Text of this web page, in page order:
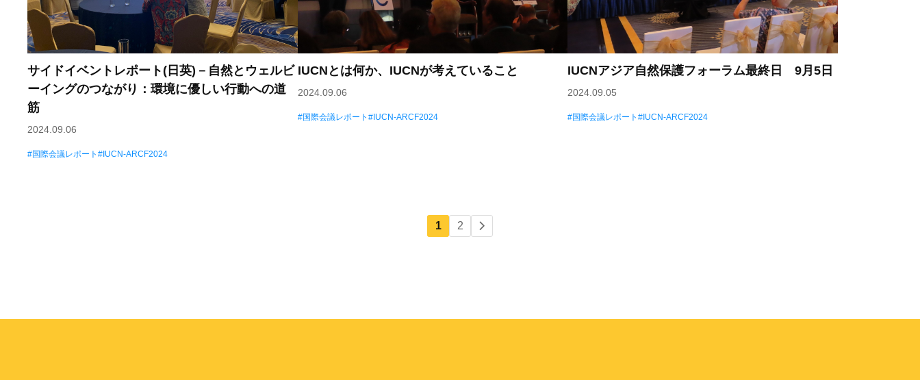
サイドイベントレポート(日英)－自然とウェルビ
ーイングのつながり：環境に優しい行動への道
筋
2024.09.06
国際会議レポート IUCN-ARCF2024
IUCNとは何か、IUCNが考えていること
2024.09.06
国際会議レポート IUCN-ARCF2024
IUCNアジア自然保護フォーラム最終日 9月5日
2024.09.05
国際会議レポート IUCN-ARCF2024
1 2